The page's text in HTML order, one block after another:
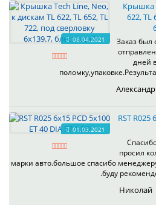
08.04.2021
Крышка
622, TL
Заказ был
дней
Александр
01.03.2021
RST R025
просил
марки авто.большое спасибо
.буду
Николай